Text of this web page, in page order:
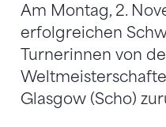
Am Montag, 2.
erfolgreichen
Turnerinnen von
Glasgow (Scho)